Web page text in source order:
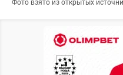
Фото взято из открытых